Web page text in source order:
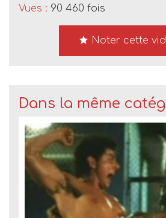
Vues : 90 460 fois
Noter cette
Dans la même